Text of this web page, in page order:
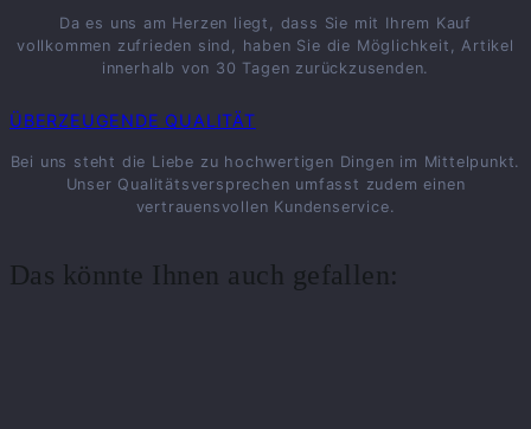
Da es uns am Herzen liegt, dass Sie mit Ihrem Kauf
vollkommen zufrieden sind, haben Sie die Möglichkeit, Artikel
innerhalb von 30 Tagen zurückzusenden.
ÜBERZEUGENDE QUALITÄT
Bei uns steht die Liebe zu hochwertigen Dingen im Mittelpunkt.
Unser Qualitätsversprechen umfasst zudem einen
vertrauensvollen Kundenservice.
Das könnte Ihnen auch gefallen: